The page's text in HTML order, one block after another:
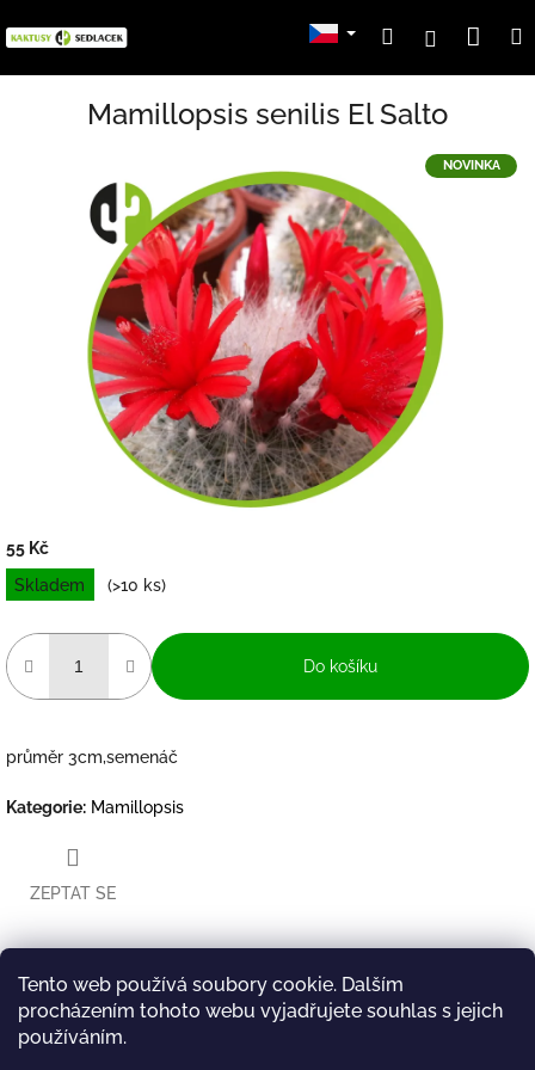
Tento web používá soubory cookie. Dalším
procházením tohoto webu vyjadřujete souhlas s jejich
používáním.
na
HledatPřihlášení
Mamillopsis senilis El Salto
NOVINKA
55 Kč
Měrná
cena:
Skladem (>10 ks)
Do košíku
průměr 3cm,semenáč
Kategorie: Mamillopsis
ZEPTAT SE
TwitterFacebook